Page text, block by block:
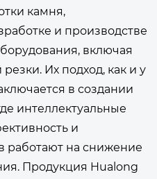
камня,
и производстве
включая
Их подход, как и у
в создании
интеллектуальные
и
работают на снижение
Продукция Hualong